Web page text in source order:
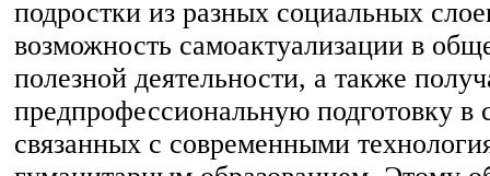
подростки из разных социальных
возможность самоактуализации в
полезной деятельности, а также
предпрофессиональную подготовку в
связанных с современными